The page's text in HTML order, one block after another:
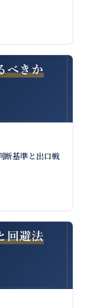
断基準と出口戦